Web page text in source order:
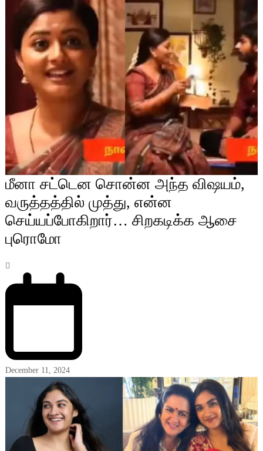
மீனா சட்டென சொன்ன அந்த விஷயம்,
வருத்தத்தில் முத்து, என்ன
செய்யப்போகிறார்… சிறகடிக்க ஆசை
புரொமோ
December 11, 2024